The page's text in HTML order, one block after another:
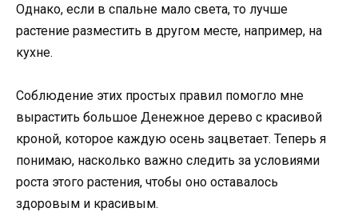
Однако, если в спальне мало света, то лучше
растение разместить в другом месте, например, на
кухне.
Соблюдение этих простых правил помогло мне
вырастить большое Денежное дерево с красивой
кроной, которое каждую осень зацветает. Теперь я
понимаю, насколько важно следить за условиями
роста этого растения, чтобы оно оставалось
здоровым и красивым.